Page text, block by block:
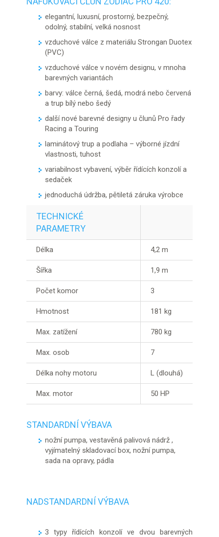
elegantní, luxusní, prostorný, bezpečný,
odolný, stabilní, velká nosnost
vzduchové válce z materiálu Strongan Duotex
(PVC)
vzduchové válce v novém designu, v mnoha
barevných variantách
barvy: válce černá, šedá, modrá nebo červená
a trup bílý nebo šedý
další nové barevné designy u člunů Pro řady
Racing a Touring
laminátový trup a podlaha – výborné jízdní
vlastnosti, tuhost
variabilnost vybavení, výběr řídících konzolí a
sedaček
jednoduchá údržba, pětiletá záruka výrobce
TECHNICKÉ
PARAMETRY
Délka 4,2 m
Šířka 1,9 m
Počet komor 3
Hmotnost 181 kg
Max. zatížení 780 kg
Max. osob 7
Délka nohy motoru L (dlouhá)
Max. motor 50 HP
STANDARDNÍ VÝBAVA
nožní pumpa, vestavěná palivová nádrž ,
vyjímatelný skladovací box, nožní pumpa,
sada na opravy, pádla
NADSTANDARDNÍ VÝBAVA
3 typy řídících konzolí ve dvou barevných